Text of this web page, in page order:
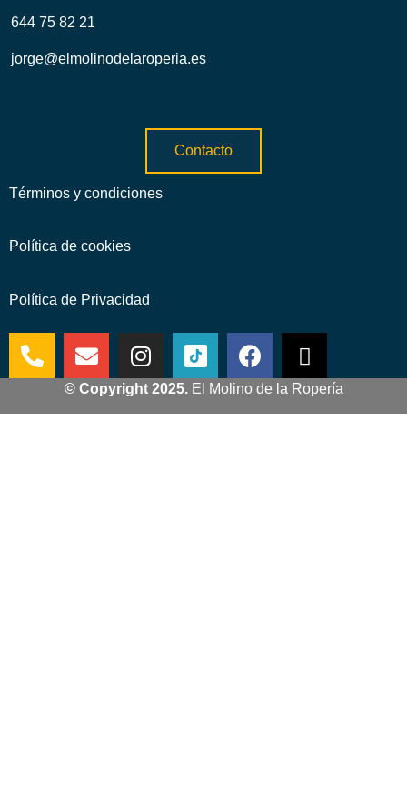
644 75 82 21
jorge@elmolinodelaroperia.es
Contacto
Términos y condiciones
Política de cookies
Política de Privacidad
© Copyright 2025. El Molino de la Ropería